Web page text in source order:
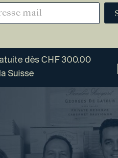
dès CHF 300.00
Suisse
Vogel
Vins